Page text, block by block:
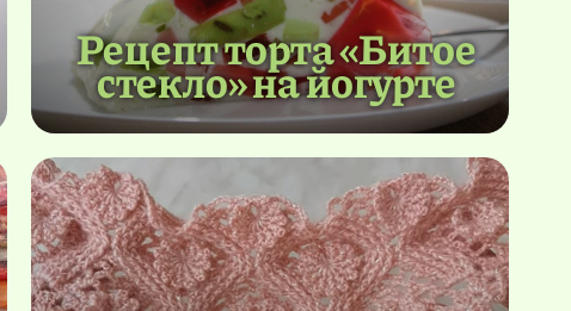
Рецепт торта «Битое
стекло» на йогурте